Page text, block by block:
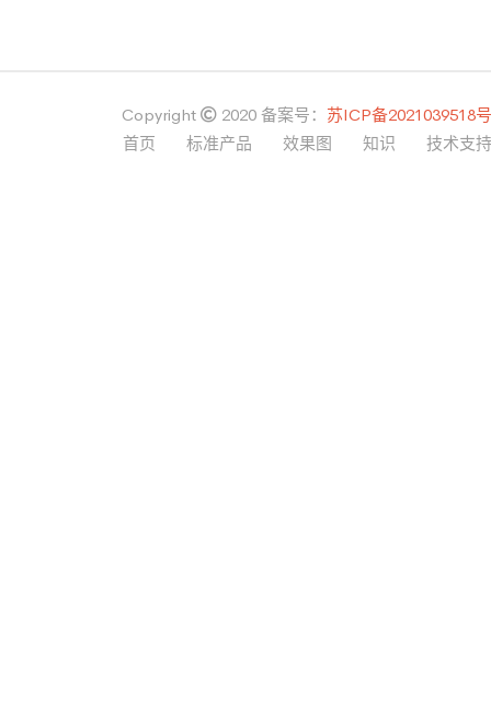
Copyright 2020 备案号： 苏ICP备2021039518号
首页
标准产品 效果图 知识 技术支持